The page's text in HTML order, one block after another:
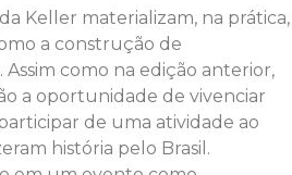
Keller materializam, na prática,
a construção de
Assim como na edição anterior,
a oportunidade de vivenciar
de uma atividade ao
história pelo Brasil .